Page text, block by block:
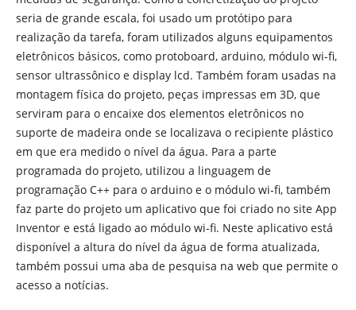
seria de grande escala, foi usado um protótipo para
realização da tarefa, foram utilizados alguns equipamentos
eletrônicos básicos, como protoboard, arduino, módulo wi-fi,
sensor ultrassônico e display lcd. Também foram usadas na
montagem física do projeto, peças impressas em 3D, que
serviram para o encaixe dos elementos eletrônicos no
suporte de madeira onde se localizava o recipiente plástico
em que era medido o nível da água. Para a parte
programada do projeto, utilizou a linguagem de
programação C++ para o arduino e o módulo wi-fi, também
faz parte do projeto um aplicativo que foi criado no site App
Inventor e está ligado ao módulo wi-fi. Neste aplicativo está
disponível a altura do nível da água de forma atualizada,
também possui uma aba de pesquisa na web que permite o
acesso a notícias.